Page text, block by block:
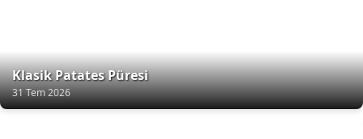
Klasik Patates Püresi
31 Tem 2026